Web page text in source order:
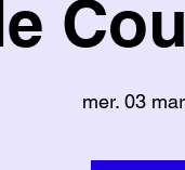
mer. 03